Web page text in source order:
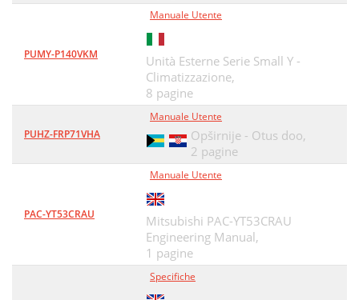
PUMY-P140VKM
Manuale Utente
Unità Esterne Serie Small Y -
Climatizzazione,
8 pagine
PUHZ-FRP71VHA
Manuale Utente
Opširnije - Otus doo,
2 pagine
PAC-YT53CRAU
Manuale Utente
Mitsubishi PAC-YT53CRAU
Engineering Manual,
1 pagine
Specifiche